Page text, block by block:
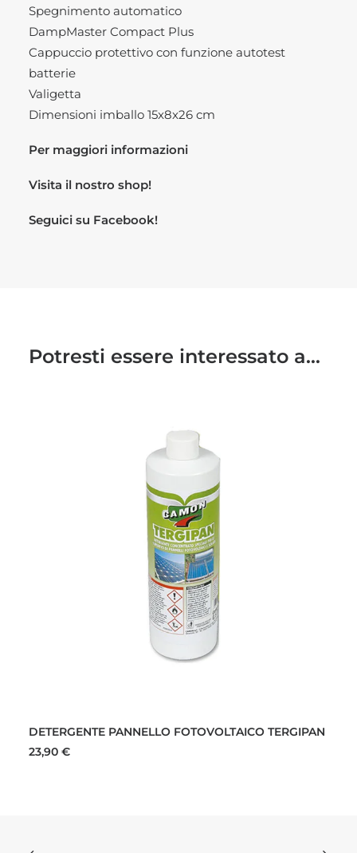
Spegnimento automatico
DampMaster Compact Plus
Cappuccio protettivo con funzione autotest
batterie
Valigetta
Dimensioni imballo 15x8x26 cm
Per maggiori informazioni
Visita il nostro shop!
Seguici su Facebook!
Potresti essere interessato a...
DETERGENTE PANNELLO FOTOVOLTAICO TERGIPAN
23,90 €